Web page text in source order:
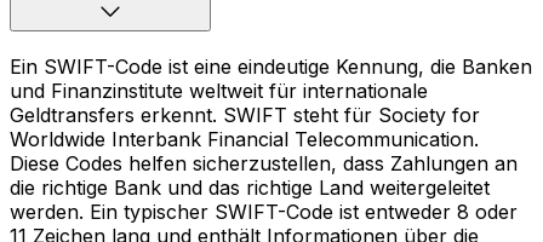
Ein SWIFT-Code ist eine eindeutige Kennung, die Banken
und Finanzinstitute weltweit für internationale
Geldtransfers erkennt. SWIFT steht für Society for
Worldwide Interbank Financial Telecommunication.
Diese Codes helfen sicherzustellen, dass Zahlungen an
die richtige Bank und das richtige Land weitergeleitet
werden. Ein typischer SWIFT-Code ist entweder 8 oder
11 Zeichen lang und enthält Informationen über die